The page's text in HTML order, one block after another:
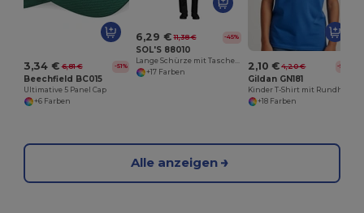
3,34 € 6,81 € -51%
Beechfield BC015
Ultimative 5 Panel Cap
+6 Farben
6,29 € 11,38 € -45%
SOL'S 88010
+17 Farben
2,10 € 4,20 € -50%
Gildan GN181
+18 Farben
Alle anzeigen